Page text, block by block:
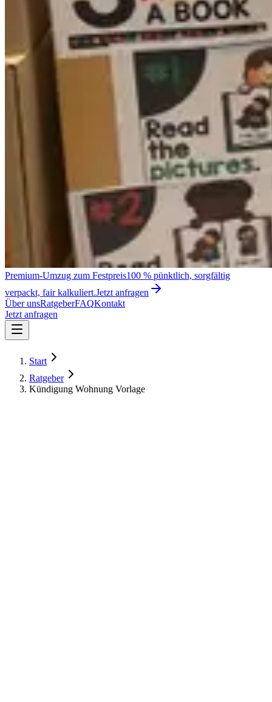
Premium-Umzug zum Festpreis100 % pünktlich, sorgfältig
verpackt, fair kalkuliert.Jetzt anfragen
Über unsRatgeberFAQKontakt
Jetzt anfragen
Start
Ratgeber
Kündigung Wohnung Vorlage